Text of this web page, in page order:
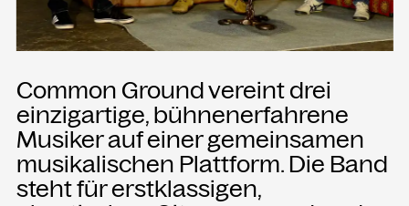
KONTAKT
Spinnereistraße 10
6971 Hard am Bodensee
Österreich
Büro Öffnungszeiten:
Mo-Fr von 9-12
Common Ground vereint drei
einzigartige, bühnenerfahrene
Musiker auf einer gemeinsamen
musikalischen Plattform. Die Band
steht für erstklassigen,